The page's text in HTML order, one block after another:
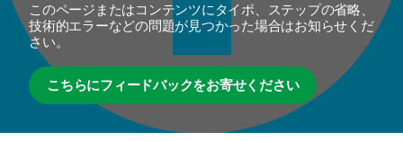
このページまたはコンテンツにタイポ、ステップの省略、
技術的エラーなどの問題が見つかった場合はお知らせくだ
さい。
こちらにフィードバックをお寄せください